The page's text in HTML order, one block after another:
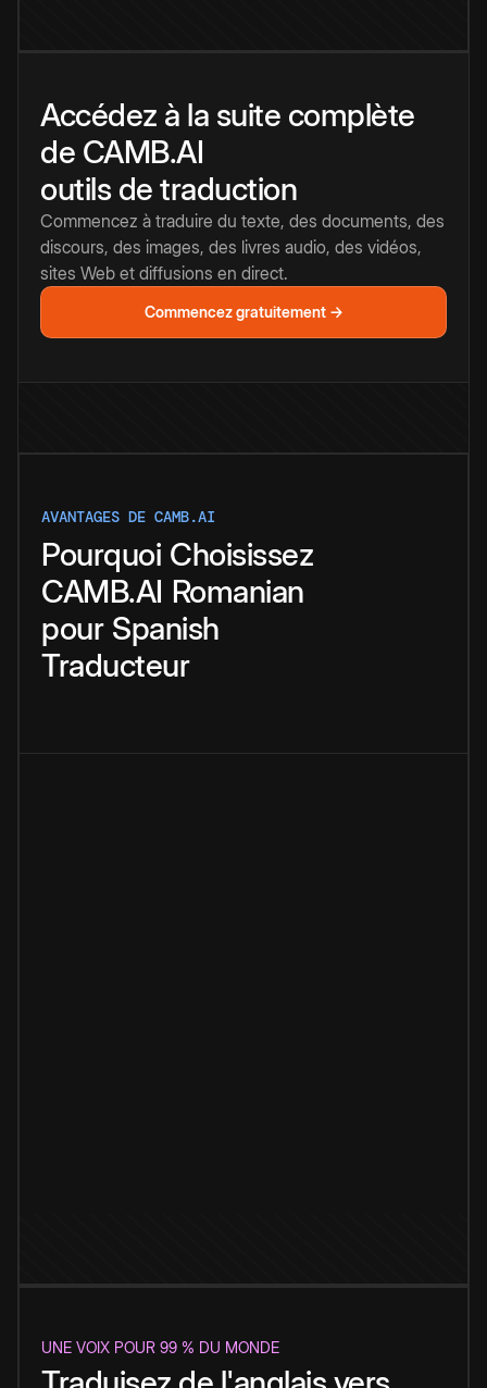
Accédez à la suite complète
de CAMB.AI
outils de traduction
Commencez à traduire du texte, des documents, des
discours, des images, des livres audio, des vidéos,
sites Web et diffusions en direct.
Commencez gratuitement →
AVANTAGES DE CAMB.AI
Pourquoi Choisissez
CAMB.AI Romanian
pour Spanish
Traducteur
UNE VOIX POUR 99 % DU MONDE